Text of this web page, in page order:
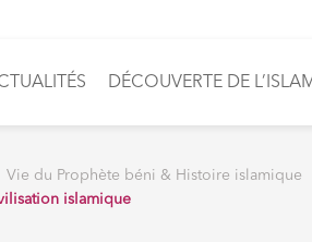
DÉCOUVERTE DE
Vie du Prophète béni & Histoire islamique
islamique